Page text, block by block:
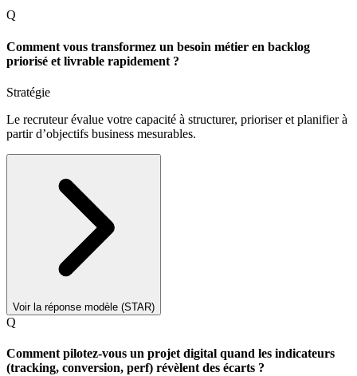
Q
Comment vous transformez un besoin métier en backlog
priorisé et livrable rapidement ?
Stratégie
Le recruteur évalue votre capacité à structurer, prioriser et planifier à
partir d’objectifs business mesurables.
Voir la réponse modèle (STAR)
Q
Comment pilotez-vous un projet digital quand les indicateurs
(tracking, conversion, perf) révèlent des écarts ?